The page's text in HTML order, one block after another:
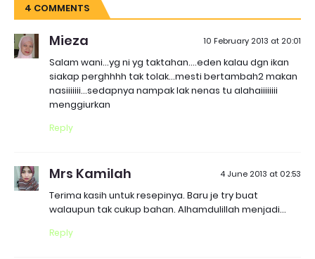
4 COMMENTS
Mieza 10 February 2013 at 20:01
Salam wani...yg ni yg taktahan....eden kalau dgn ikan
siakap perghhhh tak tolak...mesti bertambah2 makan
nasiiiiiii...sedapnya nampak lak nenas tu alahaiiiiiiii
menggiurkan
Reply
Mrs Kamilah 4 June 2013 at 02:53
Terima kasih untuk resepinya. Baru je try buat
walaupun tak cukup bahan. Alhamdulillah menjadi...
Reply